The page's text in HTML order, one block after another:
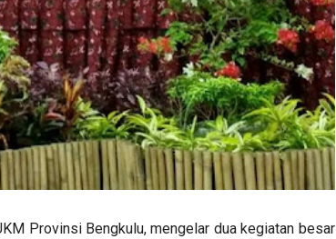
Provinsi Bengkulu, mengelar dua kegiatan besar